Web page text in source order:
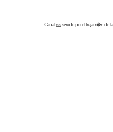
Canalrssservido por eltrujam�nde